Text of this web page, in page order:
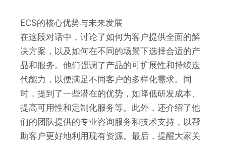
ECS的核心优势与未来发展
在这段对话中，讨论了如何为客户提供全面的解
决方案，以及如何在不同的场景下选择合适的产
品和服务。他们强调了产品的可扩展性和持续迭
代能力，以便满足不同客户的多样化需求。同
时，提到了一些潜在的优势，如降低研发成本、
提高可用性和定制化服务等。此外，还介绍了他
们的团队提供的专业咨询服务和技术支持，以帮
助客户更好地利用现有资源。最后，提醒大家关